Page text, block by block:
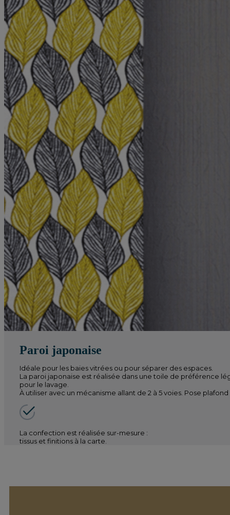
Paroi japonaise
Idéale pour les baies vitrées ou pour séparer des espaces.
La paroi japonaise est réalisée dans une toile de préférence
pour le lavage.
À utiliser avec un mécanisme allant de 2 à 5 voies. Pose
La confection est réalisée sur-mesure :
tissus et finitions à la carte.